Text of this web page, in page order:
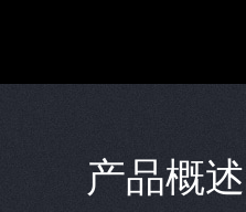
产品概述